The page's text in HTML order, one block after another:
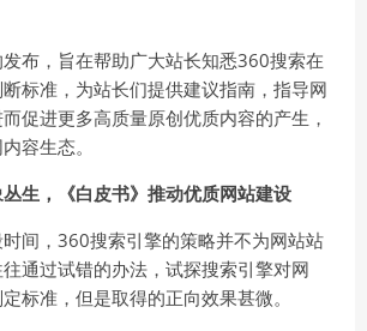
发布，旨在帮助广大站长知悉360搜索在
标准，为站长们提供建议指南，指导网
促进更多高质量原创优质内容的产生，
容生态。
生，《白皮书》推动优质网站建设
间，360搜索引擎的策略并不为网站站
通过试错的办法，试探搜索引擎对网
标准，但是取得的正向效果甚微。